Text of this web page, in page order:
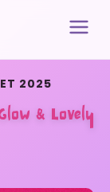
2025
& Lovely